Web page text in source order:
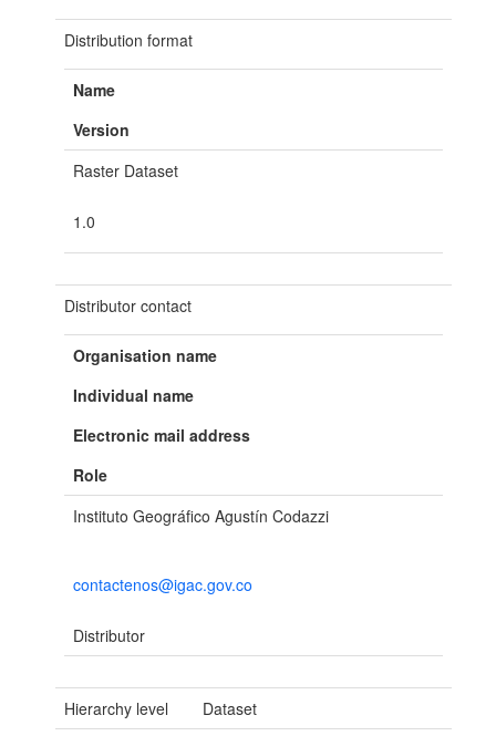
Distribution format
Name
Version
Raster Dataset
1.0
Distributor contact
Organisation name
Individual name
Electronic mail address
Role
Instituto Geográfico Agustín Codazzi
contactenos@igac.gov.co
Distributor
Hierarchy level
Dataset